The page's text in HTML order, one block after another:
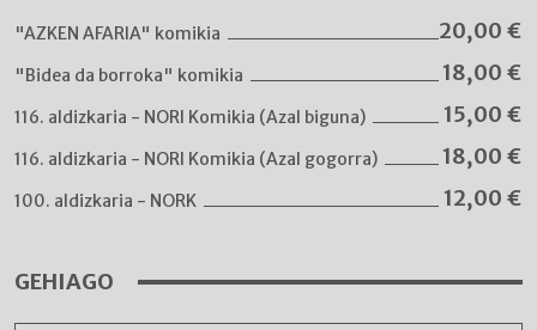
"AZKEN AFARIA" komikia 20,00 €
"Bidea da borroka" komikia 18,00 €
116. aldizkaria - NORI Komikia (Azal biguna) 15,00 €
116. aldizkaria - NORI Komikia (Azal gogorra) 18,00 €
100. aldizkaria - NORK 12,00 €
GEHIAGO